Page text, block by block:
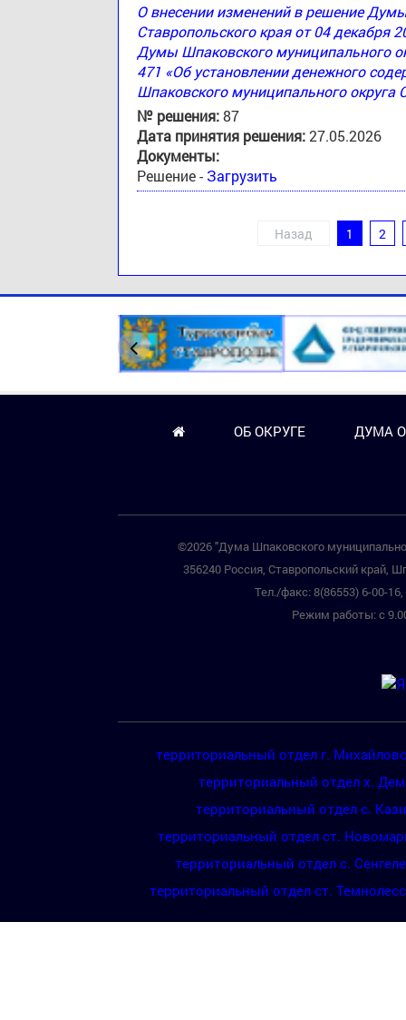
О внесении изменений в решение
Ставропольского края от 04 декабря
Думы Шпаковского муниципального
471 «Об установлении денежного
Шпаковского муниципального округа
№ решения:87
Дата принятия решения:27.05.2026
Документы:
Решение - Загрузить
Назад 1 2
ОБ ОКРУГЕ ДУМА
©2026 "Дума Шпаковского
356240 Россия, Ставропольский край,
Тел./факс: 8(86553) 6-00-
Режим работы: с
территориальный отдел г.
территориальный отдел х.
территориальный отдел с.
территориальный отдел ст.
территориальный отдел с.
территориальный отдел ст.